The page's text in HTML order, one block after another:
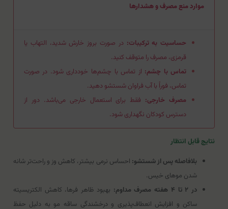
موارد منع مصرف و هشدارها
حساسیت به ترکیبات: در صورت بروز خارش شدید، التهاب یا
قرمزی، مصرف را متوقف کنید.
تماس با چشم: از تماس با چشم‌ها خودداری شود. در صورت
تماس، فوراً با آب فراوان شستشو دهید.
مصرف خارجی: فقط برای استعمال خارجی می‌باشد. دور از
دسترس کودکان نگهداری شود.
نتایج قابل انتظار
بلافاصله پس از شستشو: احساس نرمی بیشتر، کاهش وز و راحت‌تر شانه
شدن موهای خیس.
در ۲ تا ۴ هفته مصرف مداوم:
بهبود ظاهر فرها، کاهش الکتریسیته
ساکن و افزایش انعطاف‌پذیری و درخشندگی ساقه مو به دلیل حفظ